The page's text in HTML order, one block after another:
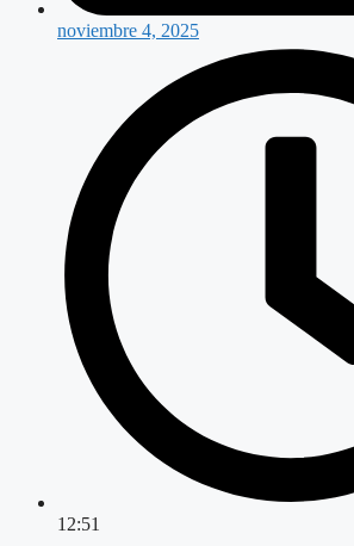
noviembre 4, 2025
12:51